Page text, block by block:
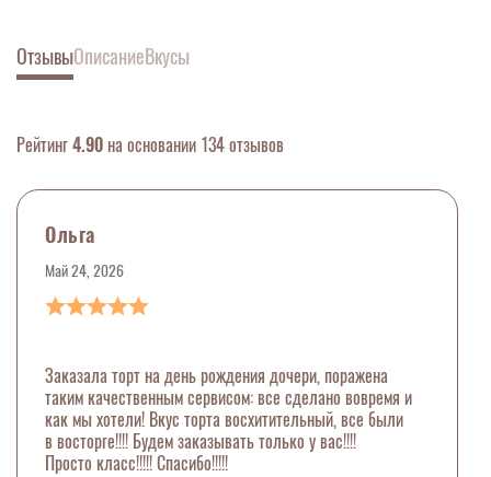
ОтзывыОписаниеВкусы
Рейтинг4.90 на основании 134 отзывов
Ольга
Май 24, 2026
Заказала торт на день рождения дочери, поражена
таким качественным сервисом: все сделано вовремя и
как мы хотели! Вкус торта восхитительный, все были
в восторге!!!! Будем заказывать только у вас!!!!
Просто класс!!!!! Спасибо!!!!!